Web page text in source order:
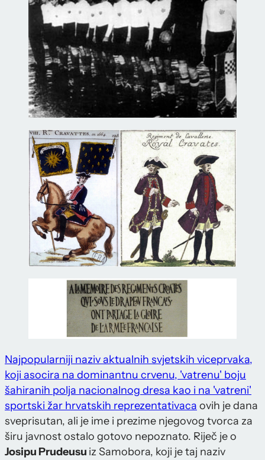
Najpopularniji naziv aktualnih svjetskih viceprvaka,
koji asocira na dominantnu crvenu, 'vatrenu' boju
šahiranih polja nacionalnog dresa kao i na 'vatreni'
sportski žar hrvatskih reprezentativaca ovih je dana
sveprisutan, ali je ime i prezime njegovog tvorca za
širu javnost ostalo gotovo nepoznato. Riječ je o
Josipu Prudeusu iz Samobora, koji je taj naziv